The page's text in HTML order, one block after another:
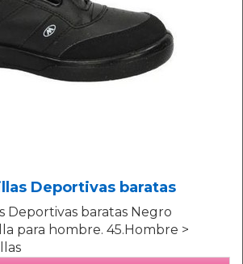
Deportivas baratas
Deportivas baratas Negro
para hombre. 45.Hombre >